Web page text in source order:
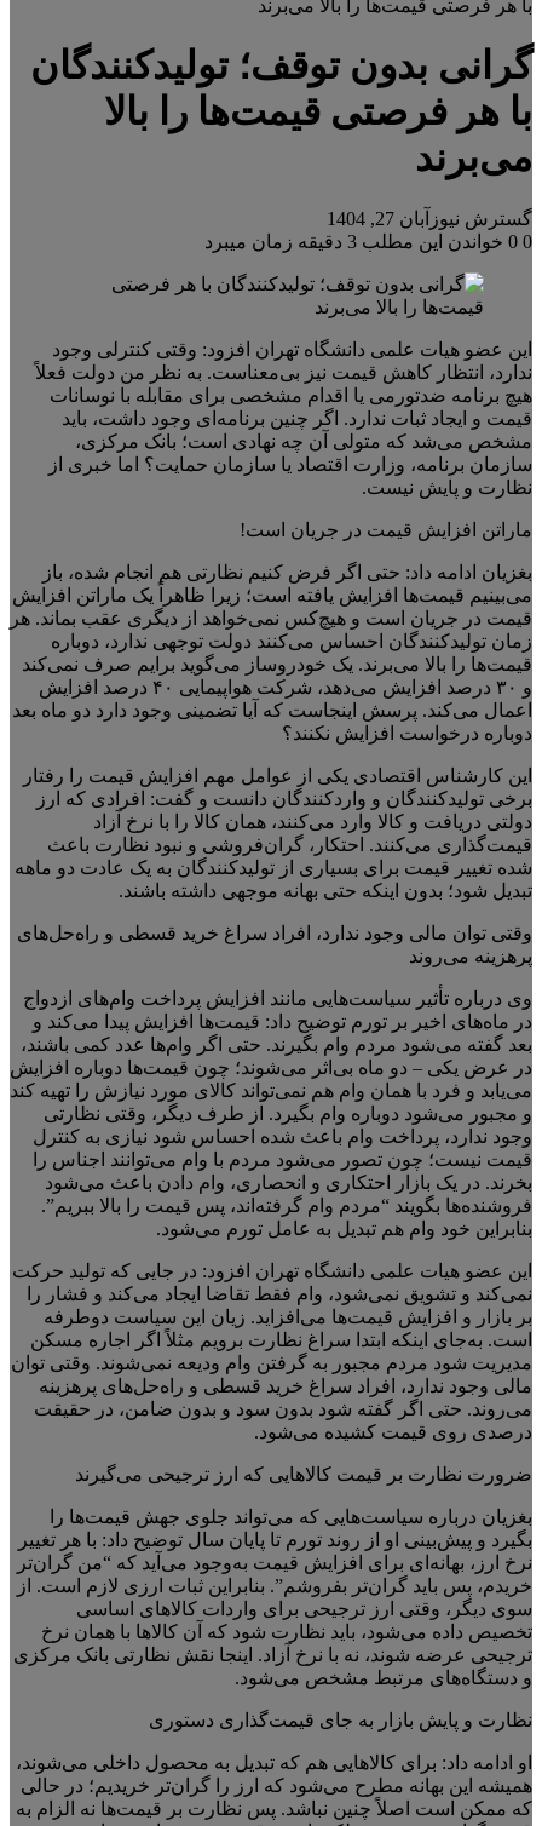
پوسته
با هر فرصتی قیمت‌ها را بالا می‌برند
گرانی بدون توقف؛ تولیدکنندگان
با هر فرصتی قیمت‌ها را بالا
می‌برند
گسترش نیوز آبان 27, 1404
0
خواندن این مطلب 3 دقیقه زمان میبرد
این عضو هیات علمی دانشگاه تهران افزود: وقتی کنترلی وجود
ندارد، انتظار کاهش قیمت نیز بی‌معناست. به نظر من دولت فعلاً
هیچ برنامه ضدتورمی یا اقدام مشخصی برای مقابله با نوسانات
قیمت و ایجاد ثبات ندارد. اگر چنین برنامه‌ای وجود داشت، باید
مشخص می‌شد که متولی آن چه نهادی است؛ بانک مرکزی،
سازمان برنامه، وزارت اقتصاد یا سازمان حمایت؟ اما خبری از
نظارت و پایش نیست.
ماراتن افزایش قیمت در جریان است!
بغزیان ادامه داد: حتی اگر فرض کنیم نظارتی هم انجام شده، باز
می‌بینیم قیمت‌ها افزایش یافته است؛ زیرا ظاهراً یک ماراتن افزایش
قیمت در جریان است و هیچ‌کس نمی‌خواهد از دیگری عقب بماند. هر
زمان تولیدکنندگان احساس می‌کنند دولت توجهی ندارد، دوباره
قیمت‌ها را بالا می‌برند. یک خودروساز می‌گوید برایم صرف نمی‌کند
و ۳۰ درصد افزایش می‌دهد، شرکت هواپیمایی ۴۰ درصد افزایش
اعمال می‌کند. پرسش اینجاست که آیا تضمینی وجود دارد دو ماه بعد
دوباره درخواست افزایش نکنند؟
این کارشناس اقتصادی یکی از عوامل مهم افزایش قیمت را رفتار
برخی تولیدکنندگان و واردکنندگان دانست و گفت: افرادی که ارز
دولتی دریافت و کالا وارد می‌کنند، همان کالا را با نرخ آزاد
قیمت‌گذاری می‌کنند. احتکار، گران‌فروشی و نبود نظارت باعث
شده تغییر قیمت برای بسیاری از تولیدکنندگان به یک عادت دو ماهه
تبدیل شود؛ بدون اینکه حتی بهانه موجهی داشته باشند.
وقتی توان مالی وجود ندارد، افراد سراغ خرید قسطی و راه‌حل‌های
پرهزینه می‌روند
وی درباره تأثیر سیاست‌هایی مانند افزایش پرداخت وام‌های ازدواج
در ماه‌های اخیر بر تورم توضیح داد: قیمت‌ها افزایش پیدا می‌کند و
بعد گفته می‌شود مردم وام بگیرند. حتی اگر وام‌ها عدد کمی باشند،
در عرض یکی – دو ماه بی‌اثر می‌شوند؛ چون قیمت‌ها دوباره افزایش
می‌یابد و فرد با همان وام هم نمی‌تواند کالای مورد نیازش را تهیه کند
و مجبور می‌شود دوباره وام بگیرد. از طرف دیگر، وقتی نظارتی
وجود ندارد، پرداخت وام باعث شده احساس شود نیازی به کنترل
قیمت نیست؛ چون تصور می‌شود مردم با وام می‌توانند اجناس را
بخرند. در یک بازار احتکاری و انحصاری، وام دادن باعث می‌شود
فروشنده‌ها بگویند “مردم وام گرفته‌اند، پس قیمت را بالا ببریم”.
بنابراین خود وام هم تبدیل به عامل تورم می‌شود.
این عضو هیات علمی دانشگاه تهران افزود: در جایی که تولید حرکت
نمی‌کند و تشویق نمی‌شود، وام فقط تقاضا ایجاد می‌کند و فشار را
بر بازار و افزایش قیمت‌ها می‌افزاید. زیان این سیاست دوطرفه
است. به‌جای اینکه ابتدا سراغ نظارت برویم مثلاً اگر اجاره مسکن
مدیریت شود مردم مجبور به گرفتن وام ودیعه نمی‌شوند. وقتی توان
مالی وجود ندارد، افراد سراغ خرید قسطی و راه‌حل‌های پرهزینه
می‌روند. حتی اگر گفته شود بدون سود و بدون ضامن، در حقیقت
درصدی روی قیمت کشیده می‌شود.
ضرورت نظارت بر قیمت کالاهایی که ارز ترجیحی می‌گیرند
بغزیان درباره سیاست‌هایی که می‌تواند جلوی جهش قیمت‌ها را
بگیرد و پیش‌بینی او از روند تورم تا پایان سال توضیح داد: با هر تغییر
نرخ ارز، بهانه‌ای برای افزایش قیمت به‌وجود می‌آید که “من گران‌تر
خریدم، پس باید گران‌تر بفروشم”. بنابراین ثبات ارزی لازم است. از
سوی دیگر، وقتی ارز ترجیحی برای واردات کالاهای اساسی
تخصیص داده می‌شود، باید نظارت شود که آن کالاها با همان نرخ
ترجیحی عرضه شوند، نه با نرخ آزاد. اینجا نقش نظارتی بانک مرکزی
و دستگاه‌های مرتبط مشخص می‌شود.
نظارت و پایش بازار به جای قیمت‌گذاری دستوری
او ادامه داد: برای کالاهایی هم که تبدیل به محصول داخلی می‌شوند،
همیشه این بهانه مطرح می‌شود که ارز را گران‌تر خریدیم؛ در حالی
که ممکن است اصلاً چنین نباشد. پس نظارت بر قیمت‌ها نه الزام به